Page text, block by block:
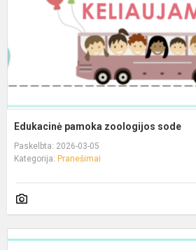
Edukacinė pamoka zoologijos sode
Paskelbta: 2026-03-05
Kategorija: Pranešimai